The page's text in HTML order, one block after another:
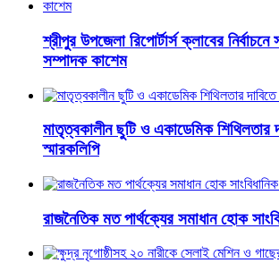
শ্রীপুর উপজেলা রিপোর্টার্স ক্লাবের
সম্পাদক কাশেম
মাতৃত্বকালীন ছুটি ও একাডেমিক শিথিলতার
স্মারকলিপি
রাজনৈতিক মত পার্থক্যের সমাধান হোক